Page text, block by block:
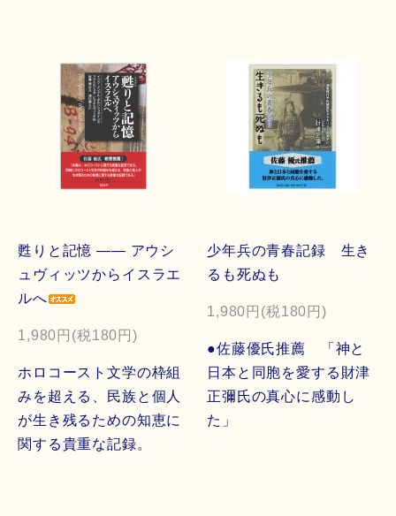
甦りと記憶 ―― アウシ
ュヴィッツからイスラエ
ルへ
1,980円(税180円)
ホロコースト文学の枠組
みを超える、民族と個人
が生き残るための知恵に
関する貴重な記録。
少年兵の青春記録 生き
るも死ぬも
1,980円(税180円)
●佐藤優氏推薦 「神と
日本と同胞を愛する財津
正彌氏の真心に感動し
た」